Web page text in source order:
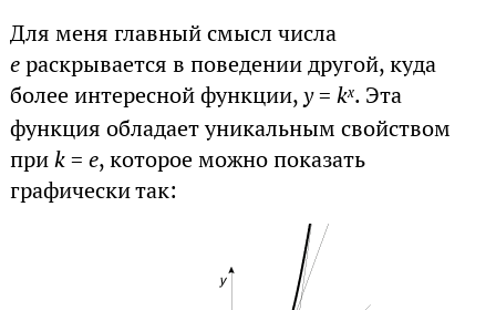
Для меня главный смысл числа
eраскрывается в поведении другой, куда
более интересной функции,y= kx. Эта
функция обладает уникальным свойством
приk= e, которое можно показать
графически так: